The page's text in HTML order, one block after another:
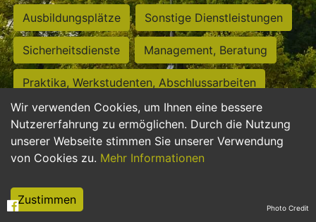
Wir verwenden Cookies, um Ihnen eine bessere
Nutzererfahrung zu ermöglichen. Durch die Nutzung
unserer Webseite stimmen Sie unserer Verwendung
von Cookies zu. Mehr Informationen
Zustimmen
Ausbildungsplätze Sonstige Dienstleistungen
Sicherheitsdienste Management, Beratung
Praktika, Werkstudenten, Abschlussarbeiten
Personalwesen Assistenz, Sekretariat
Hilfskräfte, Aushilfs- und Nebenjobs
Weiterbildung, Studium, duale Ausbildung Photo Credit